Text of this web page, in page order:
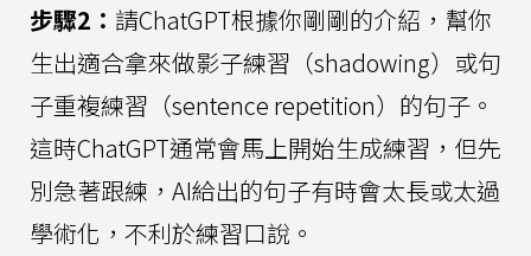
步驟2： 請ChatGPT根據你剛剛的介紹，幫你
生出適合拿來做影子練習（shadowing）或句
子重複練習（sentence repetition）的句子。
這時ChatGPT通常會馬上開始生成練習，但先
別急著跟練，AI給出的句子有時會太長或太過
學術化，不利於練習口說。